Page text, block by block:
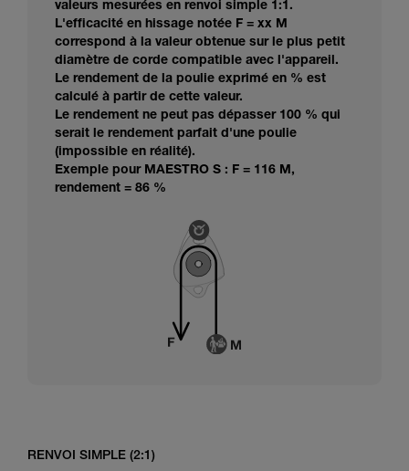
valeurs mesurées en renvoi simple 1:1.
L'efficacité en hissage notée F = xx M
correspond à la valeur obtenue sur le plus petit
diamètre de corde compatible avec l'appareil.
Le rendement de la poulie exprimé en % est
calculé à partir de cette valeur.
Le rendement ne peut pas dépasser 100 % qui
serait le rendement parfait d'une poulie
(impossible en réalité).
Exemple pour MAESTRO S : F = 116 M,
rendement = 86 %
RENVOI SIMPLE (2:1)